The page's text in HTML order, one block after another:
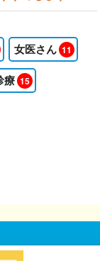
女医さん 11
療 15